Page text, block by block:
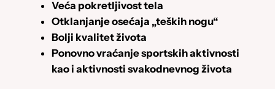
Veća pokretljivost tela
Otklanjanje osećaja „teških nogu“
Bolji kvalitet života
Ponovno vraćanje sportskih aktivnosti
kao i aktivnosti svakodnevnog života